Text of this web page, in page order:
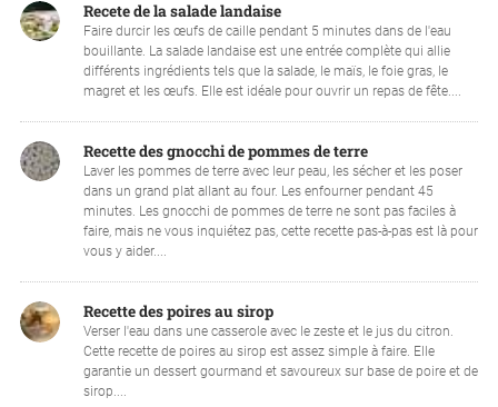
Recete de la salade landaise
Faire durcir les œufs de caille pendant 5 minutes dans de l'eau
bouillante. La salade landaise est une entrée complète qui allie
différents ingrédients tels que la salade, le maïs, le foie gras, le
magret et les œufs. Elle est idéale pour ouvrir un repas de fête....
Recette des gnocchi de pommes de terre
Laver les pommes de terre avec leur peau, les sécher et les poser
dans un grand plat allant au four. Les enfourner pendant 45
minutes. Les gnocchi de pommes de terre ne sont pas faciles à
faire, mais ne vous inquiétez pas, cette recette pas-à-pas est là pour
vous y aider....
Recette des poires au sirop
Verser l'eau dans une casserole avec le zeste et le jus du citron.
Cette recette de poires au sirop est assez simple à faire. Elle
garantie un dessert gourmand et savoureux sur base de poire et de
sirop....